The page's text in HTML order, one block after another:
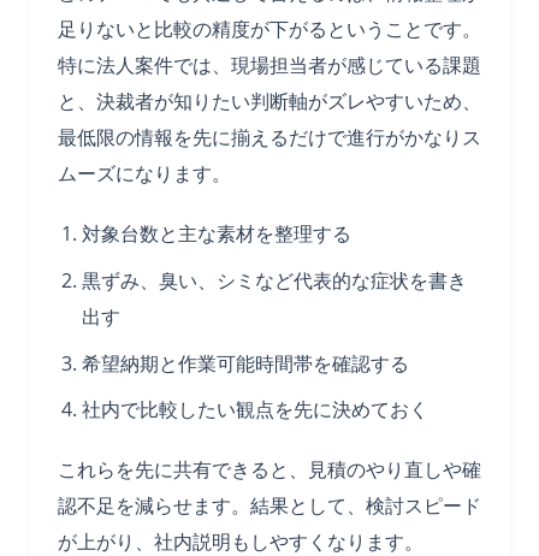
足りないと比較の精度が下がるということです。
特に法人案件では、現場担当者が感じている課題
と、決裁者が知りたい判断軸がズレやすいため、
最低限の情報を先に揃えるだけで進行がかなりス
ムーズになります。
対象台数と主な素材を整理する
黒ずみ、臭い、シミなど代表的な症状を書き
出す
希望納期と作業可能時間帯を確認する
社内で比較したい観点を先に決めておく
これらを先に共有できると、見積のやり直しや確
認不足を減らせます。結果として、検討スピード
が上がり、社内説明もしやすくなります。